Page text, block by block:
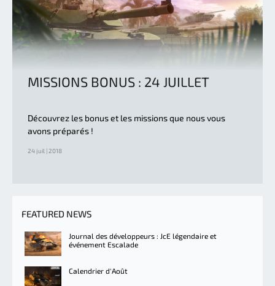
MISSIONS BONUS : 24 JUILLET
Découvrez les bonus et les missions que nous vous
avons préparés !
24 juil | 2018
FEATURED NEWS
Journal des développeurs : JcE légendaire et
événement Escalade
Calendrier d'Août